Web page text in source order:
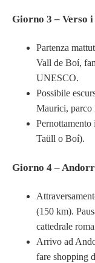
Giorno 3 – Verso
Partenza
Vall de Boí,
UNESCO.
Possibile
Maurici, parco
Pernottamento
Taüll o Boí).
Giorno 4 –
(150 km).
cattedrale
Arrivo ad
fare shopping